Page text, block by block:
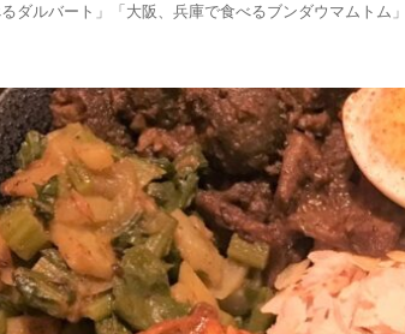
ダルバート」「大阪、兵庫で食べるブンダウマムト